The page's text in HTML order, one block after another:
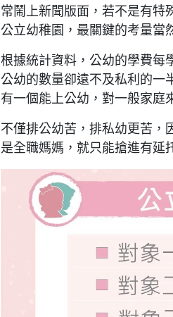
常鬧上新聞版面，若不是有特
公立幼稚園，最關鍵的考量當
根據統計資料，公幼的學費每
公幼的數量卻遠不及私利的一
有一個能上公幼，對一般家庭
不僅排公幼苦，排私幼更苦，
是全職媽媽，就只能搶進有延